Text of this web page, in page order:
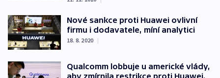
Nové sankce proti Huawei ovlivní
firmu i dodavatele, míní analytici
18. 8. 2020 |
Qualcomm lobbuje u americké vlády,
aby zmírnila restrikce proti Huawei.